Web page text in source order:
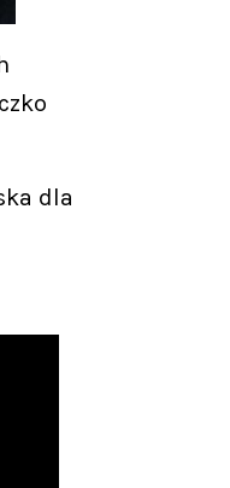
dla